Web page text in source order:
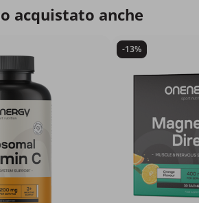
acquistato anche
-13%